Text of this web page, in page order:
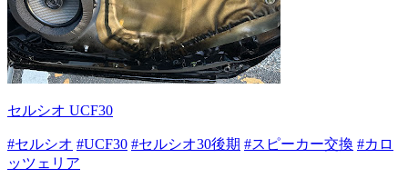
セルシオ UCF30
#セルシオ #UCF30 #セルシオ30後期 #スピーカー交換 #カロ
ッツェリア